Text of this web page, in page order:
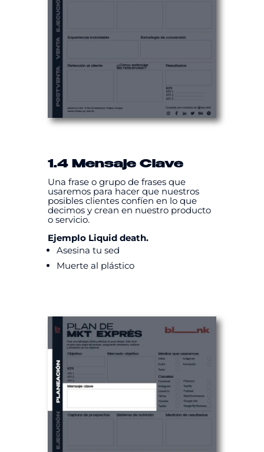
1.4 Mensaje Clave
Una frase o grupo de frases que
usaremos para hacer que nuestros
posibles clientes confíen en lo que
decimos y crean en nuestro producto
o servicio.
Ejemplo Liquid death.
Asesina tu sed
Muerte al plástico